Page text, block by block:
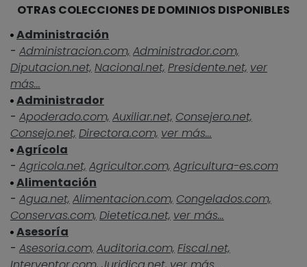
OTRAS COLECCIONES DE DOMINIOS DISPONIBLES
Administración
- Administracion.com, Administrador.com,
Diputacion.net, Nacional.net, Presidente.net, ver
más...
Administrador
- Apoderado.com, Auxiliar.net, Consejero.net,
Consejo.net, Directora.com, ver más...
Agrícola
- Agricola.net, Agricultor.com, Agricultura-es.com
Alimentación
- Agua.net, Alimentacion.com, Congelados.com,
Conservas.com, Dietetica.net, ver más...
Asesoría
- Asesoria.com, Auditoria.com, Fiscal.net,